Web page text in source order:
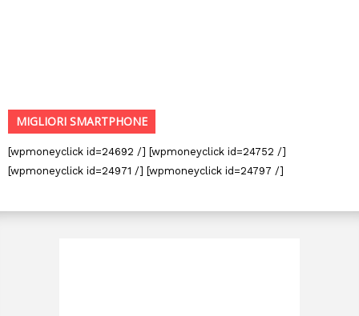
MIGLIORI SMARTPHONE
[wpmoneyclick id=24692 /] [wpmoneyclick id=24752 /]
[wpmoneyclick id=24971 /] [wpmoneyclick id=24797 /]